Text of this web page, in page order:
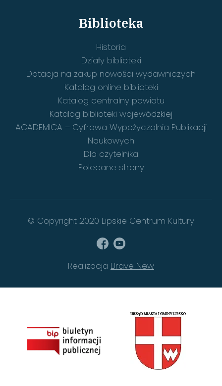
Biblioteka
Historia
Działy biblioteki
Dotacja na zakup nowości wydawniczych
Katalog online biblioteki
Katalog centralny powiatu
Katalog biblioteki wojewódzkiej
ACADEMICA – Cyfrowa Wypożyczalnia Publikacji
Naukowych
Dla czytelnika
Polecane strony
© Copyright 2020 Lipskie Centrum Kultury
Realizacja Brave New